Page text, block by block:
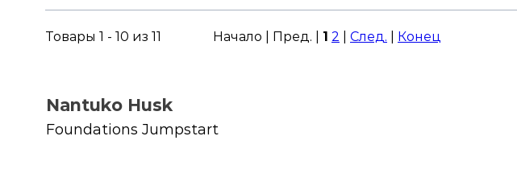
Товары 1 - 10 из 11 Начало | Пред. | 1 2 След. Конец
Nantuko Husk
Foundations Jumpstart